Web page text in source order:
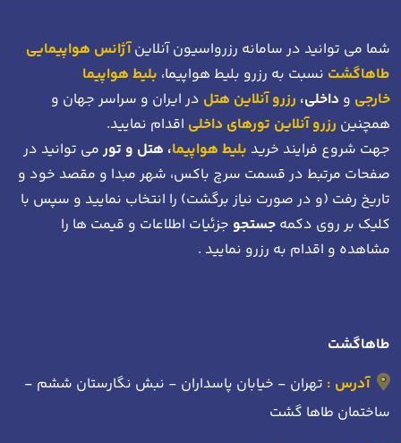
شما می توانید در سامانه رزرواسیون آنلاینآژانس هواپیمایی
طاهاگشت نسبت به رزرو بلیط هواپیما، بلیط هواپیما
خارجی و داخلی، رزرو آنلاین هتل در ایران و سراسر جهان و
همچنین رزرو آنلاین تورهای داخلی اقدام نمایید.
جهت شروع فرایند خرید بلیط هواپیما، هتل و تورمی توانید در
صفحات مرتبط در قسمت سرچ باکس، شهر مبدا و مقصد خود و
تاریخ رفت (و در صورت نیاز برگشت) را انتخاب نمایید و سپس با
کلیک بر روی دکمه جستجو جزئیات اطلاعات و قیمت ها را
مشاهده و اقدام به رزرو نمایید .
طاهاگشت
آدرس : تهران - خیابان پاسداران - نبش نگارستان ششم -
ساختمان طاها گشت